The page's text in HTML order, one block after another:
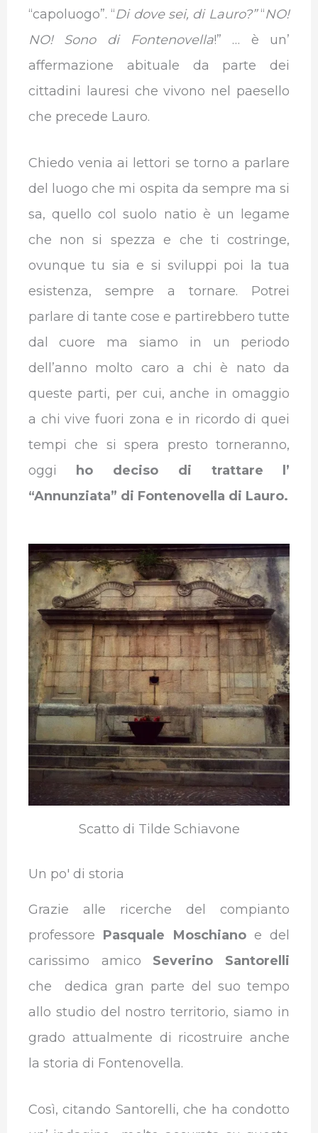
“capoluogo”. “Di dove sei, di Lauro?”“NO!
NO! Sono di Fontenovella!” … è un’
affermazione abituale da parte dei
cittadini lauresi che vivono nel paesello
che precede Lauro.
Chiedo venia ai lettori se torno a parlare
del luogo che mi ospita da sempre ma si
sa, quello col suolo natio è un legame
che non si spezza e che ti costringe,
ovunque tu sia e si sviluppi poi la tua
esistenza, sempre a tornare. Potrei
parlare di tante cose e partirebbero tutte
dal cuore ma siamo in un periodo
dell’anno molto caro a chi è nato da
queste parti, per cui, anche in omaggio
a chi vive fuori zona e in ricordo di quei
tempi che si spera presto torneranno,
oggi
ho deciso di trattare l’
“Annunziata” di Fontenovella di Lauro.
Scatto di Tilde Schiavone
Un po' di storia
Grazie alle ricerche del compianto
professore Pasquale Moschianoe del
carissimo amico Severino Santorelli
che dedica gran parte del suo tempo
allo studio del nostro territorio, siamo in
grado attualmente di ricostruire anche
la storia di Fontenovella.
Così, citando Santorelli, che ha condotto